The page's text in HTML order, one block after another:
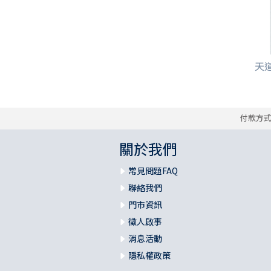
天
付款方
關於我們
常見問題FAQ
聯絡我們
門市資訊
徵人啟事
消息活動
隱私權政策